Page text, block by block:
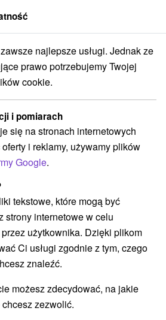
Opera Narodowa w Bańskiej Bystrzycy
w Bańskiej
Przejdź do
GPS:
N +48° 43' 59.41''
E +19° 8' 46.69''
najlepsze usługi. Jednak ze
prawo potrzebujemy Twojej
cookie.
i pomiarach
się na stronach internetowych
i reklamy, używamy plików
Google.
tekstowe, które mogą być
strony internetowe w celu
użytkownika. Dzięki plikom
Ci usługi zgodnie z tym, czego
znaleźć.
możesz zdecydować, na jakie
zezwolić.